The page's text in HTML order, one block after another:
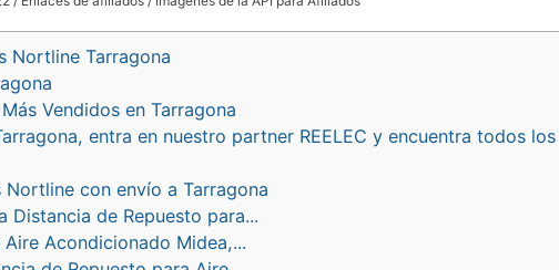
Nortline Tarragona
Vendidos en Tarragona
entra en nuestro partner REELEC y encuentra todos
Nortline con envío a Tarragona
Distancia de Repuesto para...
Acondicionado Midea,...